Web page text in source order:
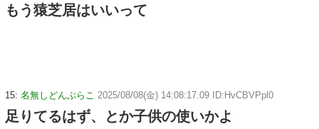
もう猿芝居はいいって
15: 名無しどんぶらこ 2025/08/08(金) 14:08:17.09 ID:HvCBVPpl0
足りてるはず、とか子供の使いかよ